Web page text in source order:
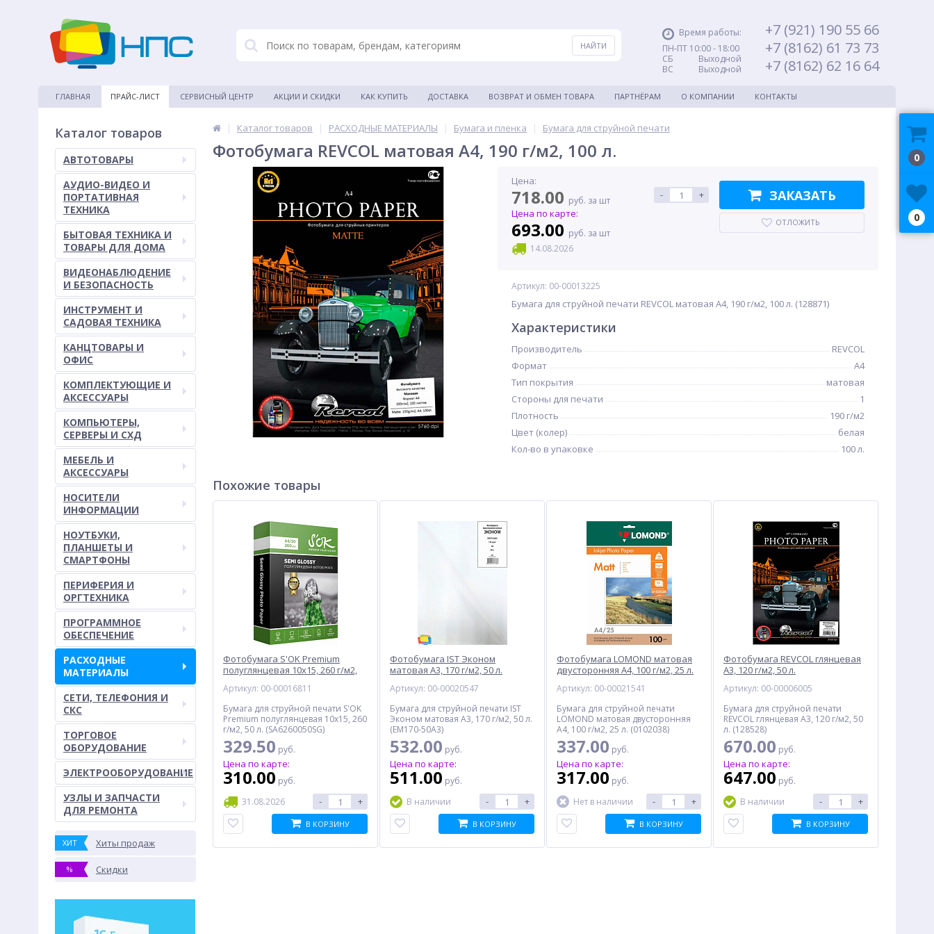
Время работы:
ПН-ПТ 10:00 - 18:00
СБ Выходной
ВС Выходной
+7 (921) 190 55 66
+7 (8162) 61 73 73
+7 (8162) 62 16 64
ГЛАВНАЯ ПРАЙС-ЛИСТ СЕРВИСНЫЙ ЦЕНТР АКЦИИ И СКИДКИ КАК КУПИТЬ ДОСТАВКА ВОЗВРАТ И ОБМЕН ТОВАРА ПАРТНЁРАМ О КОМПАНИИ КОНТАКТЫ
Каталог товаров
АВТОТОВАРЫ
АУДИО-ВИДЕО И
ПОРТАТИВНАЯ
ТЕХНИКА
БЫТОВАЯ ТЕХНИКА И
ТОВАРЫ ДЛЯ ДОМА
ВИДЕОНАБЛЮДЕНИЕ
И БЕЗОПАСНОСТЬ
ИНСТРУМЕНТ И
САДОВАЯ ТЕХНИКА
КАНЦТОВАРЫ И
ОФИС
КОМПЛЕКТУЮЩИЕ И
АКСЕССУАРЫ
КОМПЬЮТЕРЫ,
СЕРВЕРЫ И СХД
МЕБЕЛЬ И
АКСЕССУАРЫ
НОСИТЕЛИ
ИНФОРМАЦИИ
НОУТБУКИ,
ПЛАНШЕТЫ И
СМАРТФОНЫ
ПЕРИФЕРИЯ И
ОРГТЕХНИКА
ПРОГРАММНОЕ
ОБЕСПЕЧЕНИЕ
РАСХОДНЫЕ
МАТЕРИАЛЫ
СЕТИ, ТЕЛЕФОНИЯ И
СКС
ТОРГОВОЕ
ОБОРУДОВАНИЕ
ЭЛЕКТРООБОРУДОВАНИЕ
УЗЛЫ И ЗАПЧАСТИ
ДЛЯ РЕМОНТА
ХИТ Хиты продаж
% Скидки
| Каталог товаров | РАСХОДНЫЕ МАТЕРИАЛЫ | Бумага и пленка | Бумага для струйной печати
Фотобумага REVCOL матовая A4, 190 г/м2, 100 л.
Цена:
718.00 руб. за шт
Цена по карте:
693.00 руб. за шт
14.08.2026
- + ЗАКАЗАТЬ
ОТЛОЖИТЬ
Артикул: 00-00013225
Бумага для струйной печати REVCOL матовая A4, 190 г/м2, 100 л. (128871)
Характеристики
Производитель
REVCOL
Формат
A4
Тип покрытия
матовая
Стороны для печати
1
Плотность
190 г/м2
Цвет (колер)
белая
Кол-во в упаковке
100 л.
Похожие товары
Фотобумага S'OK Premium
полуглянцевая 10x15, 260 г/м2,
Артикул: 00-00016811
Бумага для струйной печати S'OK
Premium полуглянцевая 10x15, 260
г/м2, 50 л. (SA6260050SG)
329.50 руб.
Цена по карте:
310.00 руб.
31.08.2026
- +
В КОРЗИНУ
Фотобумага IST Эконом
матовая A3, 170 г/м2, 50 л.
Артикул: 00-00020547
Бумага для струйной печати IST
Эконом матовая A3, 170 г/м2, 50 л.
(EM170-50A3)
532.00 руб.
Цена по карте:
511.00 руб.
В наличии
- +
В КОРЗИНУ
Фотобумага LOMOND матовая
двусторонняя A4, 100 г/м2, 25 л.
Артикул: 00-00021541
Бумага для струйной печати
LOMOND матовая двусторонняя
A4, 100 г/м2, 25 л. (0102038)
337.00 руб.
Цена по карте:
317.00 руб.
Нет в наличии
- +
В КОРЗИНУ
Фотобумага REVCOL глянцевая
A3, 120 г/м2, 50 л.
Артикул: 00-00006005
Бумага для струйной печати
REVCOL глянцевая A3, 120 г/м2, 50
л. (128528)
670.00 руб.
Цена по карте:
647.00 руб.
В наличии
- +
В КОРЗИНУ
0
0